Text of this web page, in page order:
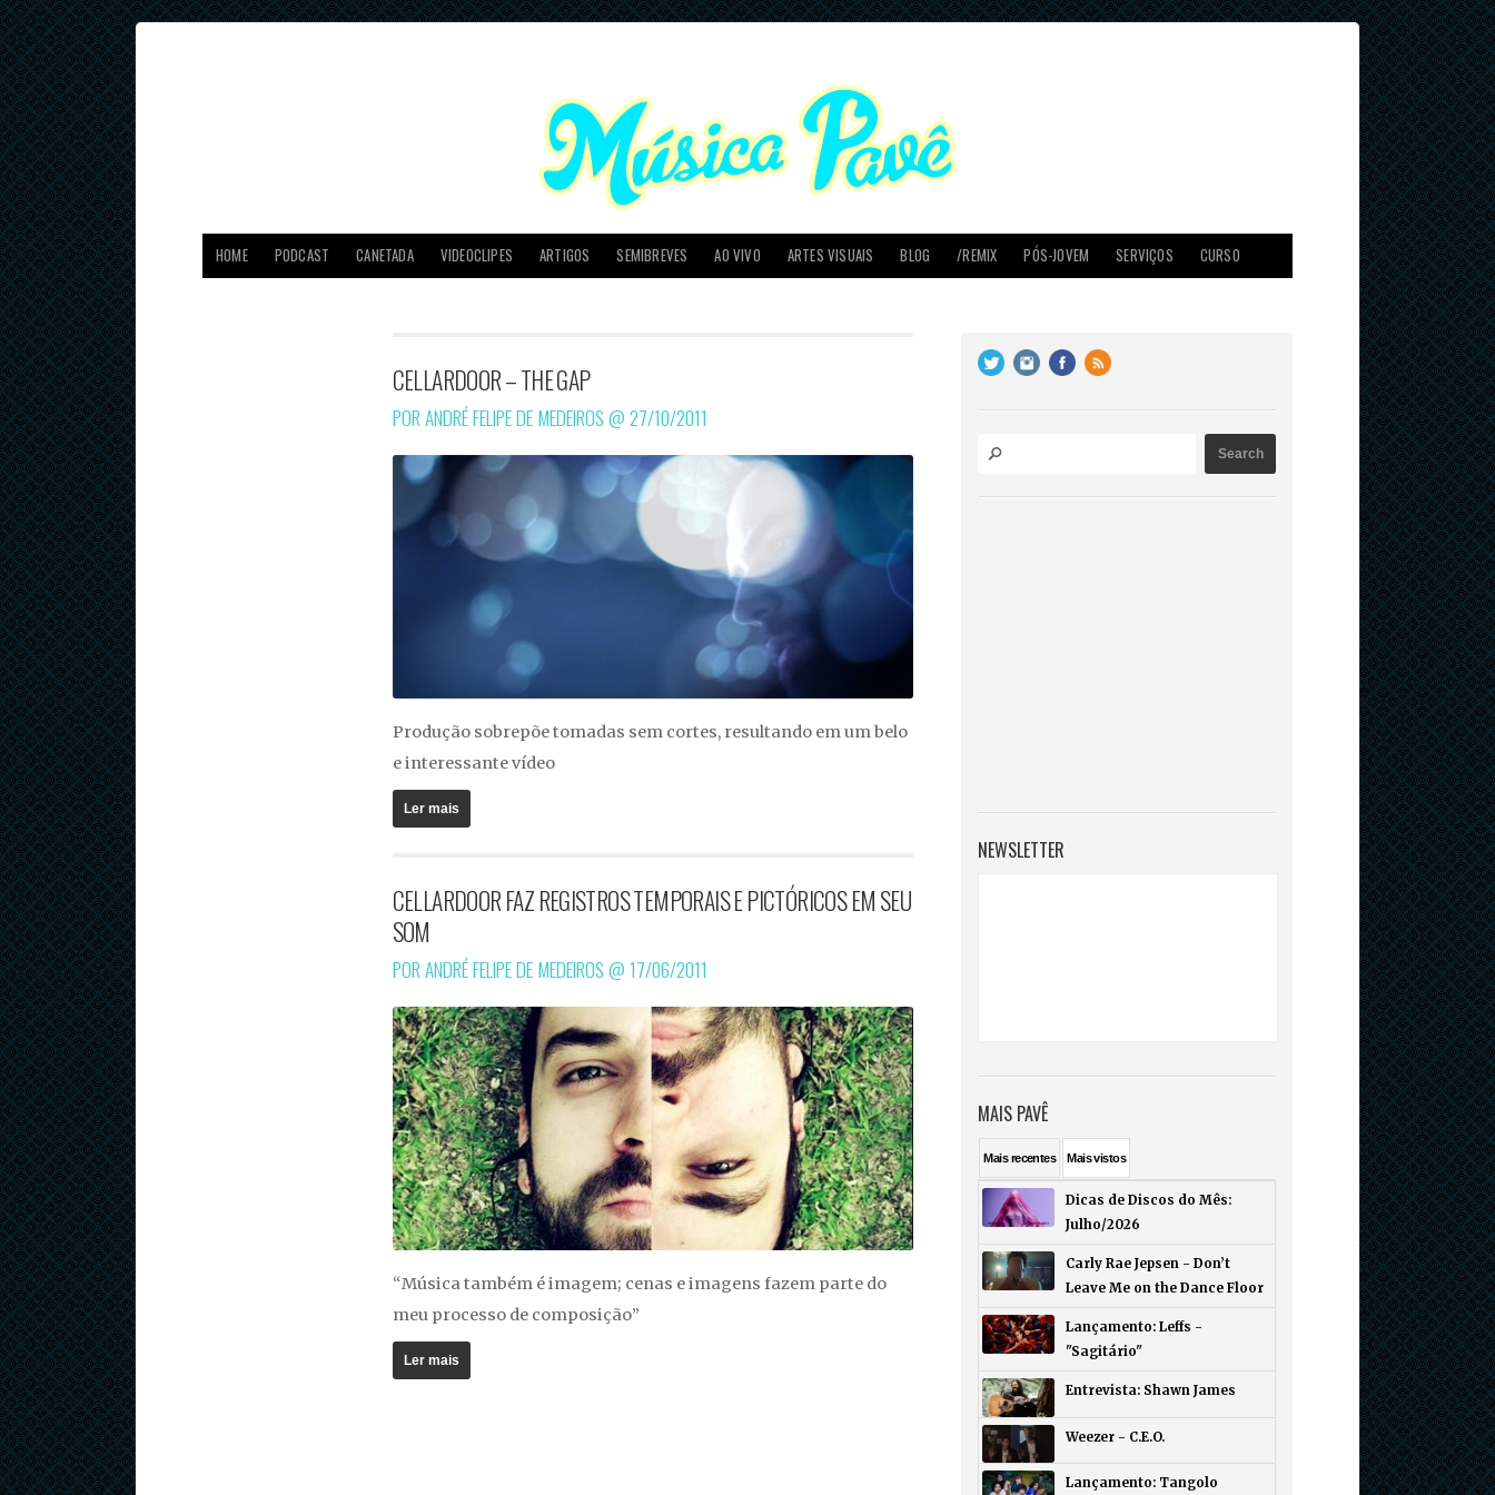
HOME PODCAST CANETADA VIDEOCLIPES ARTIGOS SEMIBREVES AO VIVO ARTES VISUAIS BLOG /REMIX PÓS-JOVEM SERVIÇOS CURSO
CELLARDOOR – THE GAP
POR ANDRÉ FELIPE DE MEDEIROS @27/10/2011
Produção sobrepõe tomadas sem cortes, resultando em um belo
e interessante vídeo
Ler mais
CELLARDOOR FAZ REGISTROS TEMPORAIS E PICTÓRICOS EM SEU
SOM
POR ANDRÉ FELIPE DE MEDEIROS @17/06/2011
“Música também é imagem; cenas e imagens fazem parte do
meu processo de composição”
Ler mais
NEWSLETTER
MAIS PAVÊ
Maisrecentes Maisvistos
Dicas de Discos do Mês:
Julho/2026
Carly Rae Jepsen - Don’t
Leave Me on the Dance Floor
Lançamento: Leffs -
"Sagitário"
Entrevista: Shawn James
Weezer - C.E.O.
Lançamento: Tangolo